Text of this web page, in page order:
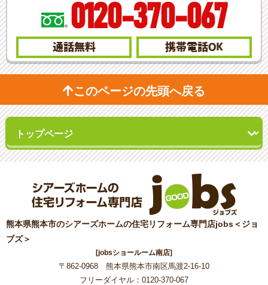
0120-370-067
通話無料 携帯電話OK
このページの先頭へ戻る
熊本県熊本市のシアーズホームの住宅リフォーム専門店jobs＜ジョ
ブズ＞
[jobsショールーム南店]
〒862-0968 熊本県熊本市南区馬渡2-16-10
フリーダイヤル：0120-370-067